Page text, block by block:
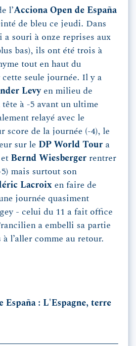
l’Acciona Open de España
de bleu ce jeudi. Dans
a souri à onze reprises aux
bas), ils ont été trois à
tout en haut du
seule journée. Il y a
Levyen milieu de
à -5 avant un ultime
relayé avec le
score de la journée (-4), le
sur le DP World Tour a
et Bernd Wiesberger rentrer
mais surtout son
Lacroix en faire de
journée quasiment
- celui du 11 a fait office
a embelli sa partie
l’aller comme au retour.
España : L'Espagne, terre